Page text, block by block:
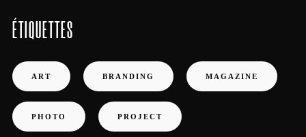
ÉTIQUETTES
ART BRANDING MAGAZINE
PHOTO PROJECT